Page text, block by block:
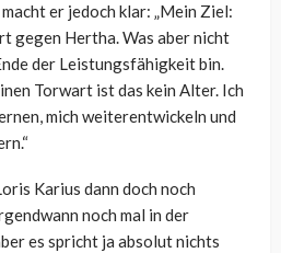
er jedoch klar: „Mein Ziel:
gegen Hertha. Was aber nicht
der Leistungsfähigkeit bin.
Torwart ist das kein Alter. Ich
mich weiterentwickeln und
Karius dann doch noch
noch mal in der
es spricht ja absolut nichts